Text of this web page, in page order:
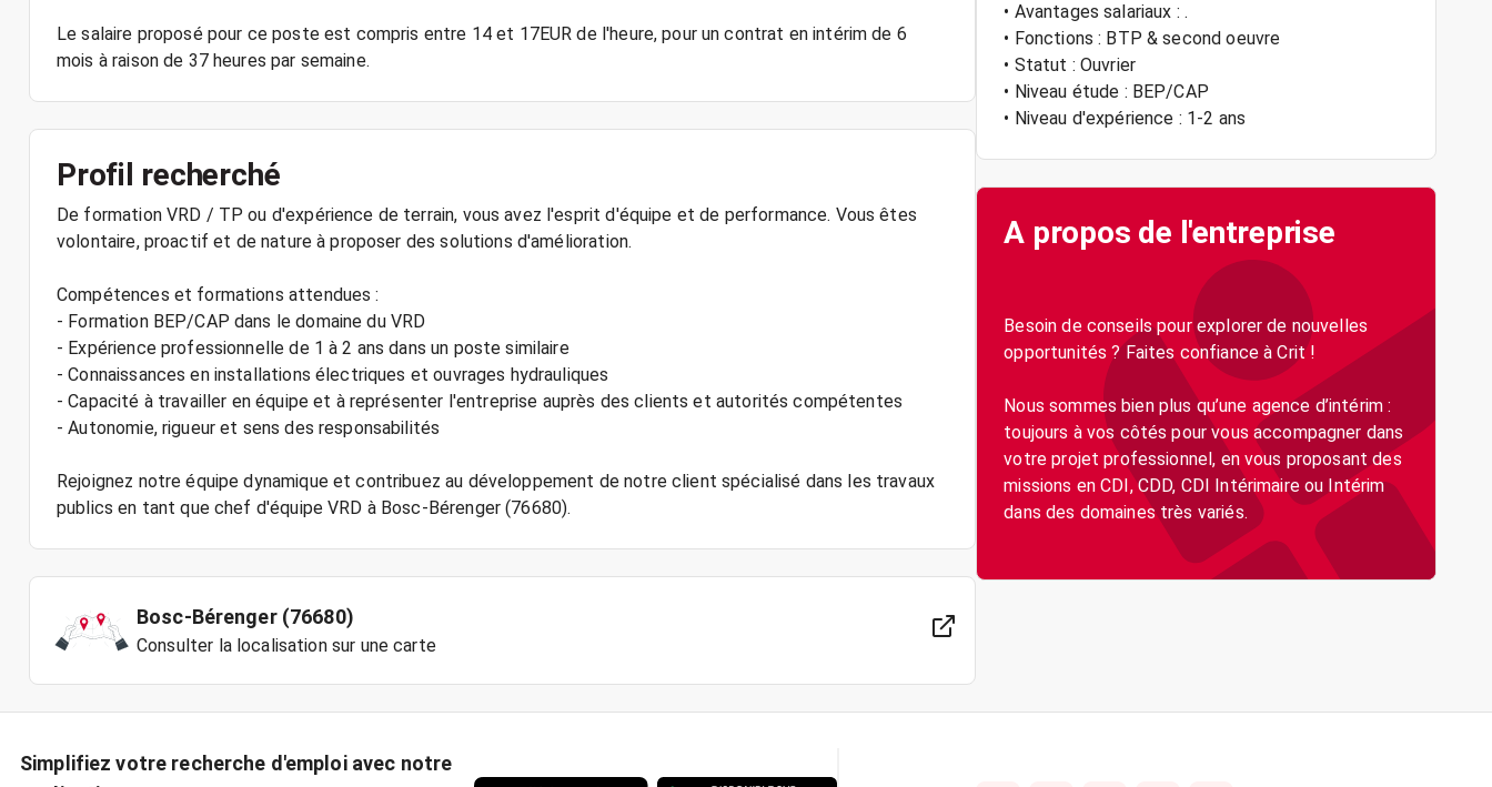
Le salaire proposé pour ce poste est compris entre 14 et 17EUR de l'heure, pour un contrat en intérim de 6
Profil recherché
De formation VRD / TP ou d'expérience de terrain, vous avez l'esprit d'équipe et de performance. Vous êtes
volontaire, proactif et de nature à proposer des solutions d'amélioration.
Compétences et formations attendues :
- Formation BEP/CAP dans le domaine du VRD
- Expérience professionnelle de 1 à 2 ans dans un poste similaire
- Connaissances en installations électriques et ouvrages hydrauliques
- Capacité à travailler en équipe et à représenter l'entreprise auprès des clients et autorités compétentes
- Autonomie, rigueur et sens des responsabilités
Rejoignez notre équipe dynamique et contribuez au développement de notre client spécialisé dans les travaux
Bosc-Bérenger (76680)
Consulter la localisation sur une carte
• Avantages salariaux : .
• Fonctions : BTP & second oeuvre
• Statut : Ouvrier
• Niveau étude : BEP/CAP
• Niveau d'expérience : 1-2 ans
A propos de l'entreprise
Besoin de conseils pour explorer de nouvelles
opportunités ? Faites confiance à Crit !
Nous sommes bien plus qu’une agence d’intérim :
toujours à vos côtés pour vous accompagner dans
votre projet professionnel, en vous proposant des
missions en CDI, CDD, CDI Intérimaire ou Intérim
dans des domaines très variés.
Simplifiez votre recherche d'emploi avec notre